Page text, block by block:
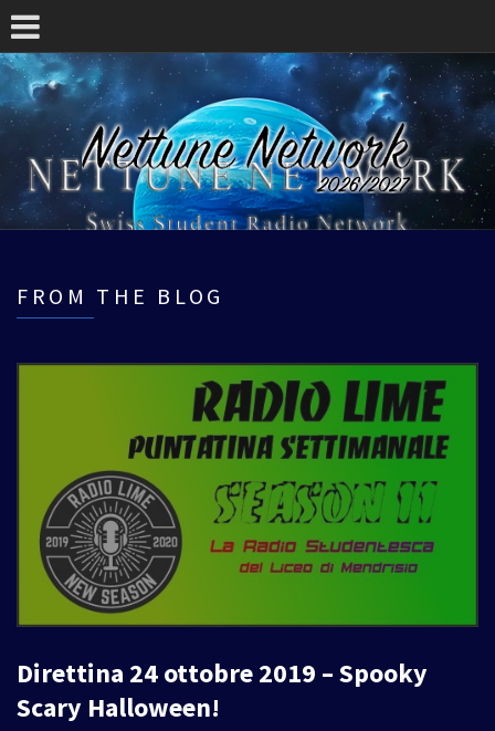
FROM THE BLOG
Direttina 24 ottobre 2019 – Spooky
Scary Halloween!